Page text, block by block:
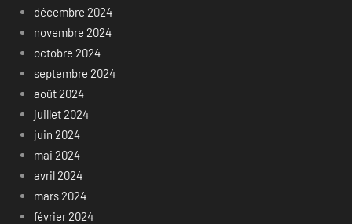
décembre 2024
novembre 2024
octobre 2024
septembre 2024
août 2024
juillet 2024
juin 2024
mai 2024
avril 2024
mars 2024
février 2024